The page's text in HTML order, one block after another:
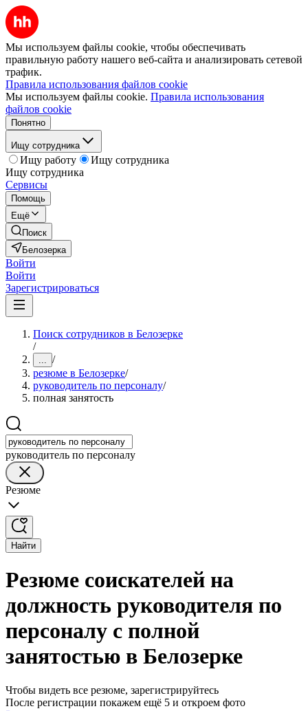
Мы используем файлы cookie, чтобы обеспечивать
правильную работу нашего веб-сайта и анализировать сетевой
трафик.
Правила использования файлов cookie
Мы используем файлы cookie. Правила использования
файлов cookie
Понятно
Ищу сотрудника
Ищу работу
Ищу сотрудника
Ищу сотрудника
Сервисы
Помощь
Ещё
Поиск
Белозерка
Войти
Войти
Зарегистрироваться
Поиск сотрудников в Белозерке
/
... /
резюме в Белозерке/
руководитель по персоналу/
полная занятость
руководитель по персоналу
Резюме
Найти
Резюме соискателей на
должность руководителя по
персоналу с полной
занятостью в Белозерке
Чтобы видеть все резюме, зарегистрируйтесь
После регистрации покажем ещё 5 и откроем фото